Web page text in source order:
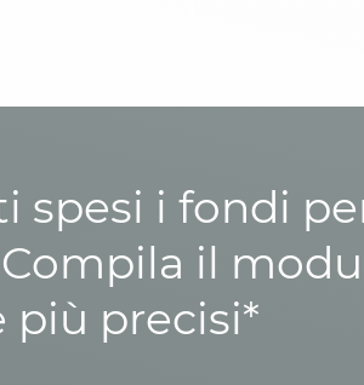
spesi i fondi
il
più precisi*